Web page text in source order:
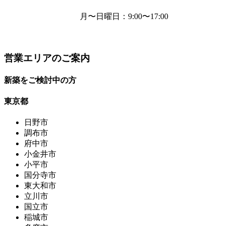
月〜日曜日 ：9:00〜17:00
営業エリアのご案内
新築をご検討中の方
東京都
日野市
調布市
府中市
小金井市
小平市
国分寺市
東大和市
立川市
国立市
稲城市